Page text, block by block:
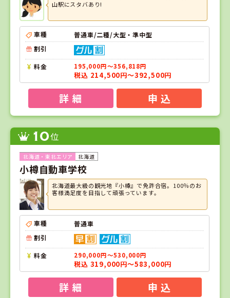
山駅にスタバあり!
車種
普通車/二種/大型・準中型
割引
料金 195,000円～356,818円
税込 214,500円～392,500円
詳 細 申 込
10位
北海道
小樽自動車学校
北海道最大級の観光地『小樽』で免許合宿。100％のお
客様満足度を目指して頑張っています。
車種
普通車
割引
料金 290,000円～530,000円
税込 319,000円～583,000円
詳 細 申 込